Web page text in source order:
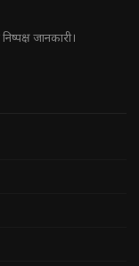
जानकारी।